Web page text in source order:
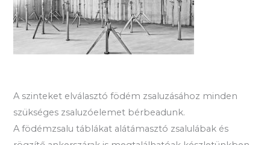
A szinteket elválasztó födém zsaluzásához minden
szükséges zsaluzóelemet bérbeadunk.
A födémzsalu táblákat alátámasztó zsalulábak és